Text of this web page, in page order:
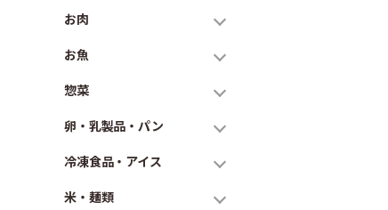
お肉
お魚
惣菜
卵・乳製品・パン
冷凍食品・アイス
米・麺類